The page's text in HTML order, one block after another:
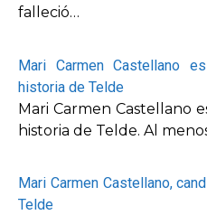
falleció…
Mari Carmen Castellano
historia de Telde
Mari Carmen Castellano
historia de Telde. Al
Mari Carmen Castellano,
Telde